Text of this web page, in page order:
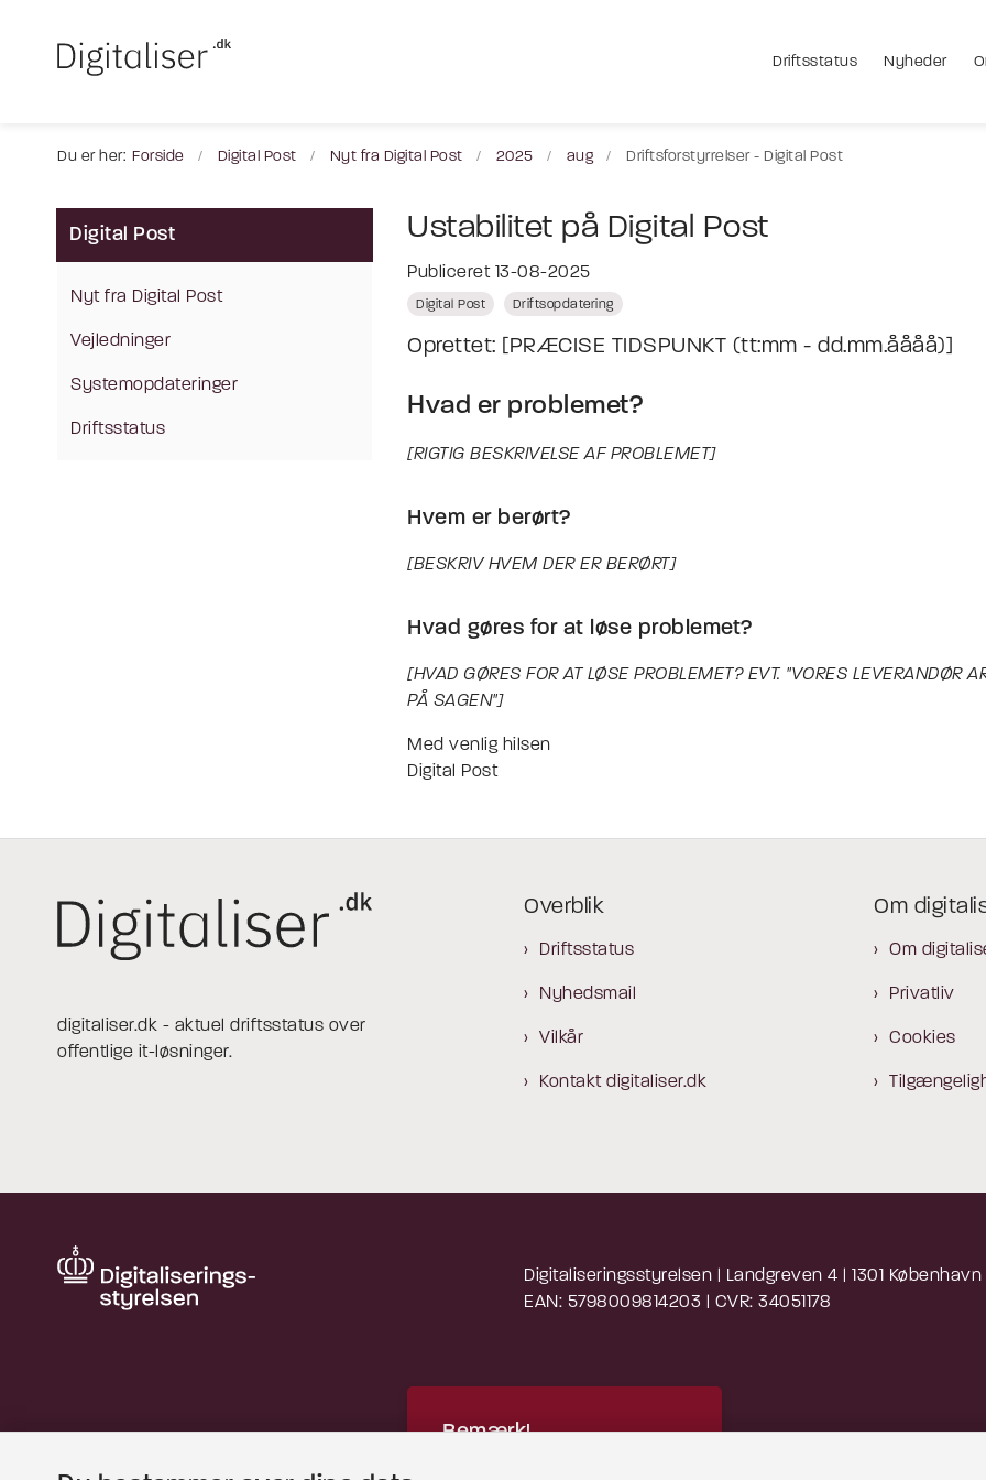
Driftsstatus Nyheder
Du er her: Forside Digital Post Nyt fra Digital Post 2025 aug Driftsforstyrrelser - Digital Post
Digital Post
Nyt fra Digital Post
Vejledninger
Systemopdateringer
Driftsstatus
Ustabilitet på Digital Post
Publiceret 13-08-2025
Digital Post Driftsopdatering
Oprettet: [PRÆCISE TIDSPUNKT (tt:mm - dd.mm.åååå)]
Hvad er problemet?
[RIGTIG BESKRIVELSE AF PROBLEMET]
Hvem er berørt?
[BESKRIV HVEM DER ER BERØRT]
Hvad gøres for at løse problemet?
[HVAD GØRES FOR AT LØSE PROBLEMET? EVT. "VORES LEVERANDØR
PÅ SAGEN"]
Med venlig hilsen
Digital Post
digitaliser.dk - aktuel driftsstatus over
offentlige it-løsninger.
Overblik
Driftsstatus
Nyhedsmail
Vilkår
Kontakt digitaliser.dk
Om
Om
Privatliv
Cookies
Digitaliseringsstyrelsen | Landgreven 4 | 1301 København
EAN: 5798009814203 | CVR: 34051178
Bemærk!